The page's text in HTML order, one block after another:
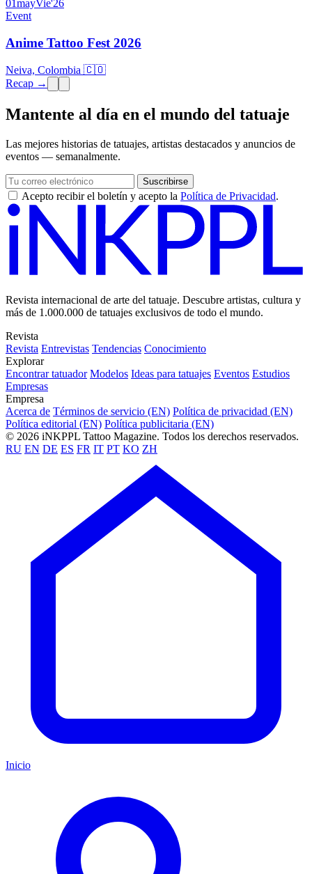
01mayVie'26
Event
Anime Tattoo Fest 2026
Neiva, Colombia 🇨🇴
Recap →
Mantente al día en el mundo del tatuaje
Las mejores historias de tatuajes, artistas destacados y anuncios de
eventos — semanalmente.
Suscribirse
Acepto recibir el boletín y acepto la Política de Privacidad.
Revista internacional de arte del tatuaje. Descubre artistas, cultura y
más de 1.000.000 de tatuajes exclusivos de todo el mundo.
Revista
Revista Entrevistas Tendencias Conocimiento
Explorar
Encontrar tatuador Modelos Ideas para tatuajes Eventos Estudios
Empresas
Empresa
Acerca de Términos de servicio (EN) Política de privacidad (EN)
Política editorial (EN) Política publicitaria (EN)
© 2026 iNKPPL Tattoo Magazine. Todos los derechos reservados.
RU EN DE ES FR IT PT KO ZH
Inicio